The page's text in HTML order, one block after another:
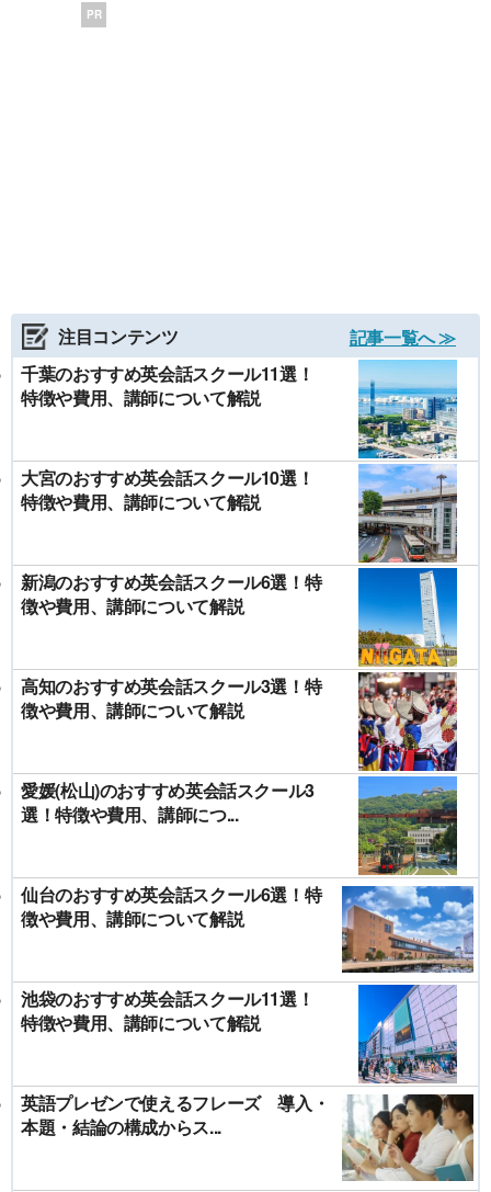
PR
注目コンテンツ
記事一覧へ ≫
千葉のおすすめ英会話スクール11選！
特徴や費用、講師について解説
大宮のおすすめ英会話スクール10選！
特徴や費用、講師について解説
新潟のおすすめ英会話スクール6選！特
徴や費用、講師について解説
高知のおすすめ英会話スクール3選！特
徴や費用、講師について解説
愛媛(松山)のおすすめ英会話スクール3
選！特徴や費用、講師につ...
仙台のおすすめ英会話スクール6選！特
徴や費用、講師について解説
池袋のおすすめ英会話スクール11選！
特徴や費用、講師について解説
英語プレゼンで使えるフレーズ 導入・
本題・結論の構成からス...